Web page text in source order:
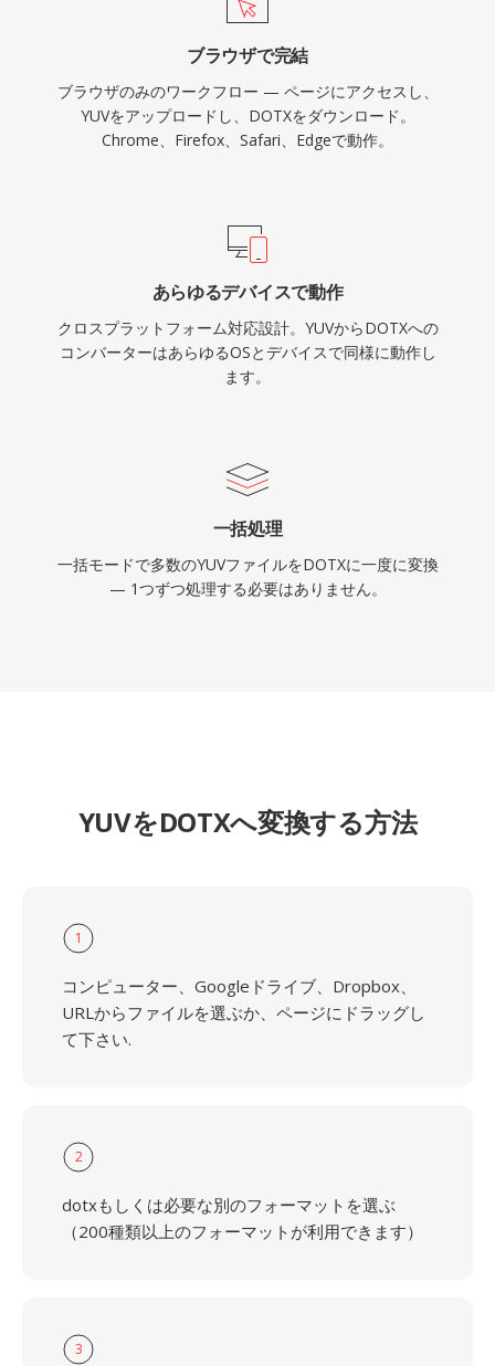
ブラウザで完結
ブラウザのみのワークフロー — ページにアクセスし、
YUVをアップロードし、DOTXをダウンロード。
Chrome、Firefox、Safari、Edgeで動作。
あらゆるデバイスで動作
クロスプラットフォーム対応設計。YUVからDOTXへの
コンバーターはあらゆるOSとデバイスで同様に動作し
ます。
一括処理
一括モードで多数のYUVファイルをDOTXに一度に変換
— 1つずつ処理する必要はありません。
YUVをDOTXへ変換する方法
1
コンピューター、Googleドライブ、Dropbox、
URLからファイルを選ぶか、ページにドラッグし
て下さい.
2
dotxもしくは必要な別のフォーマットを選ぶ
（200種類以上のフォーマットが利用できます）
3